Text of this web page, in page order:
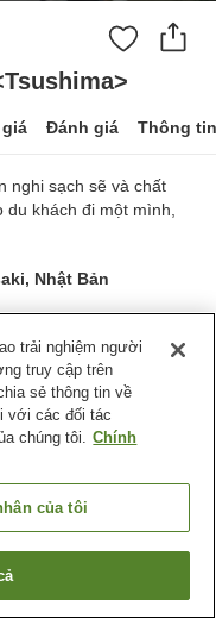
Đánh giá Thông
nghi sạch sẽ và chất
khách đi một mình,
Nhật Bản
(dùng chung)
Thành phố Tsushima
trải nghiệm người
truy cập trên
sẻ thông tin về
với các đối tác
chúng tôi. Chính
của tôi